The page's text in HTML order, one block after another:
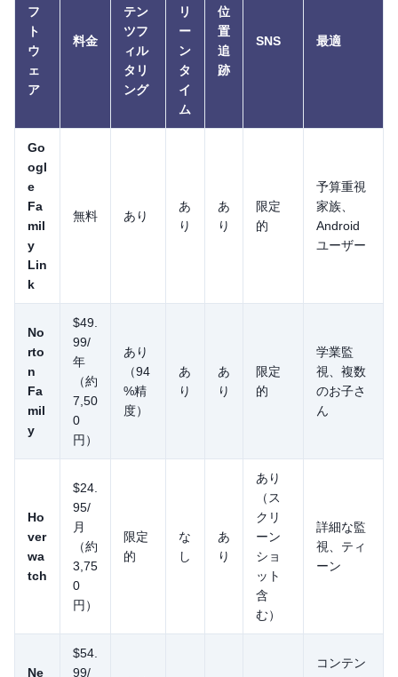
フ
ト
ウ
ェ
ア
料金
テン
ツフ
ィル
タリ
ング
リ
ー
ン
タ
イ
ム
位
置
追
跡
SNS 最適
Go
ogl
e
Fa
mil
y
Lin
k
無料 あり
あ
り
あ
り
限定
的
予算重視
家族、
Android
ユーザー
No
rto
n
Fa
mil
y
$49.
99/
年
（約
7,50
0
円）
あり
（94
%精
度）
あ
り
あ
り
限定
的
学業監
視、複数
のお子さ
ん
Ho
ver
wa
tch
$24.
95/
月
（約
3,75
0
円）
限定
的
な
し
あ
り
あり
（ス
クリ
ーン
ショ
ット
含
む）
詳細な監
視、ティ
ーン
Ne
$54.
99/
コンテン